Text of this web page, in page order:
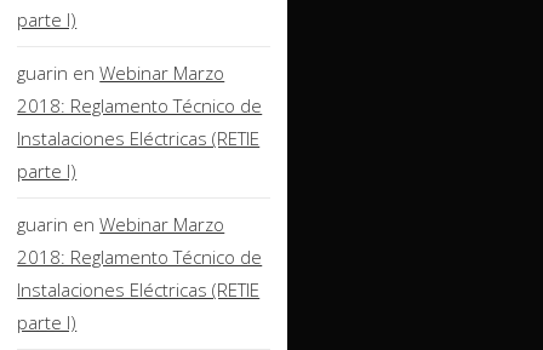
parte I)
guarin enWebinar Marzo
2018: Reglamento Técnico de
Instalaciones Eléctricas (RETIE
parte I)
guarin enWebinar Marzo
2018: Reglamento Técnico de
Instalaciones Eléctricas (RETIE
parte I)